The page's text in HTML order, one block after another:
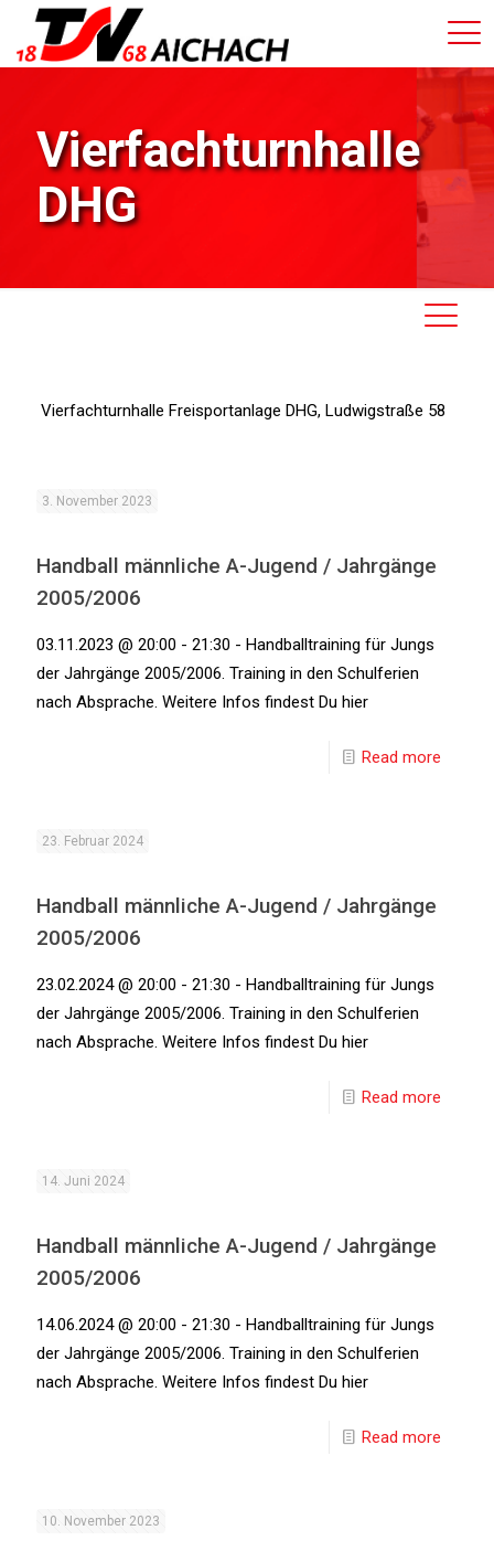
Vierfachturnhalle
DHG
Vierfachturnhalle Freisportanlage DHG, Ludwigstraße 58
3. November 2023
Handball männliche A-Jugend / Jahrgänge
2005/2006
03.11.2023 @ 20:00 - 21:30 - Handballtraining für Jungs
der Jahrgänge 2005/2006. Training in den Schulferien
nach Absprache. Weitere Infos findest Du hier
Read more
23. Februar 2024
Handball männliche A-Jugend / Jahrgänge
2005/2006
23.02.2024 @ 20:00 - 21:30 - Handballtraining für Jungs
der Jahrgänge 2005/2006. Training in den Schulferien
nach Absprache. Weitere Infos findest Du hier
Read more
14. Juni 2024
Handball männliche A-Jugend / Jahrgänge
2005/2006
14.06.2024 @ 20:00 - 21:30 - Handballtraining für Jungs
der Jahrgänge 2005/2006. Training in den Schulferien
nach Absprache. Weitere Infos findest Du hier
Read more
10. November 2023